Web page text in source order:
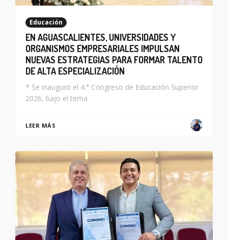
Educación
EN AGUASCALIENTES, UNIVERSIDADES Y
ORGANISMOS EMPRESARIALES IMPULSAN
NUEVAS ESTRATEGIAS PARA FORMAR TALENTO
DE ALTA ESPECIALIZACIÓN
* Se inauguró el 4.° Congreso de Educación Superior
2026, bajo el tema
LEER MÁS